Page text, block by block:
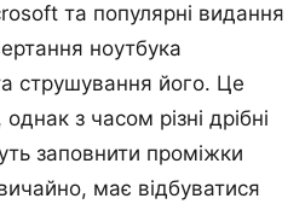
та популярні видання
ноутбука
струшування його. Це
з часом різні дрібні
заповнити проміжки
має відбуватися